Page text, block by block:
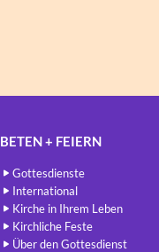
BETEN + FEIERN
Gottesdienste
International
Kirche in Ihrem Leben
Kirchliche Feste
Über den Gottesdienst